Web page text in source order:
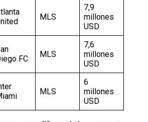
MLS
7,9
millones
USD
FC
MLS
7,6
millones
USD
MLS
6
millones
USD